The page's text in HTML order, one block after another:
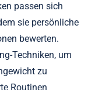
passen sich
sie persönliche
bewerten.
Techniken, um
zu
Routinen